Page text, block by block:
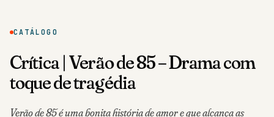
CATÁLOGO
Crítica | Verão de 85 – Drama com
toque de tragédia
Verão de 85 é uma bonita história de amor e que alcança as